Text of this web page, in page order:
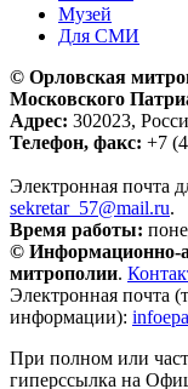
Музей
Для СМИ
© Орловская
Московского
Адрес: 302023,
Телефон, факс: +7
Электронная почта
sekretar_57@mail.ru.
Время работы:
© Информационно-
митрополии.
Электронная почта
информации):
При полном или
гиперссылка на